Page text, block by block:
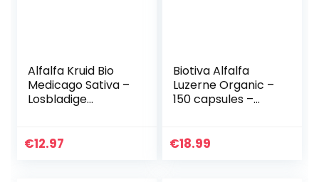
Alfalfa Kruid Bio
Medicago Sativa –
Losbladige
Tonic 100g
€12.97
Biotiva Alfalfa
Luzerne Organic –
150 capsules –
Zaadluzerne –
€18.99